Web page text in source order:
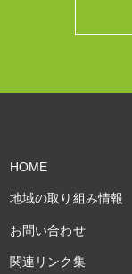
HOME
地域の取り組み情報
お問い合わせ
関連リンク集